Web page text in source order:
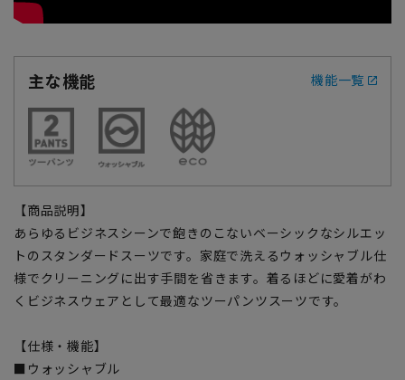
主な機能 機能一覧
【商品説明】
あらゆるビジネスシーンで飽きのこないベーシックなシルエッ
トのスタンダードスーツです。家庭で洗えるウォッシャブル仕
様でクリーニングに出す手間を省きます。着るほどに愛着がわ
くビジネスウェアとして最適なツーパンツスーツです。
【仕様・機能】
■ウォッシャブル